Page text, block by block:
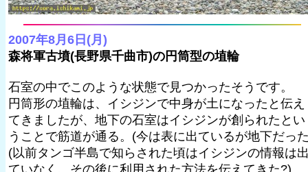
2007年8月6日(月)
森将軍古墳(長野県千曲市)の円筒型の埴輪
石室の中でこのような状態で見つかったそうです。
円筒形の埴輪は、イシジンで中身が土になったと伝え
てきましたが、地下の石室はイシジンが創られたとい
うことで筋道が通る。(今は表に出ているが地下だっ
(以前タンゴ半島で知らされた頃はイシジンの情報は
ていなく、その後に利用された方法を伝えてきた?)